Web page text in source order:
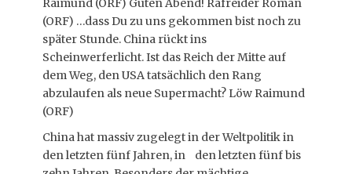
Raimund (ORF) Guten Abend! Rafreider Roman
(ORF) …dass Du zu uns gekommen bist noch zu
später Stunde. China rückt ins
Scheinwerferlicht. Ist das Reich der Mitte auf
dem Weg, den USA tatsächlich den Rang
abzulaufen als neue Supermacht? Löw Raimund
(ORF)
China hat massiv zugelegt in der Weltpolitik in
den letzten fünf Jahren, in den letzten fünf bis